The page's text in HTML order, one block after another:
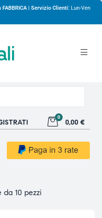
| Servizio Clienti: Lun-Ven
0
0,00 €
10 pezzi